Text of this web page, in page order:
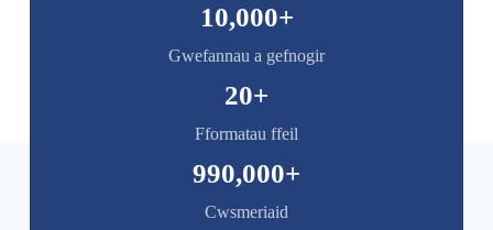
Gwefannau a gefnogir
10,000+
Fformatau ffeil
20+
Cwsmeriaid
990,000+